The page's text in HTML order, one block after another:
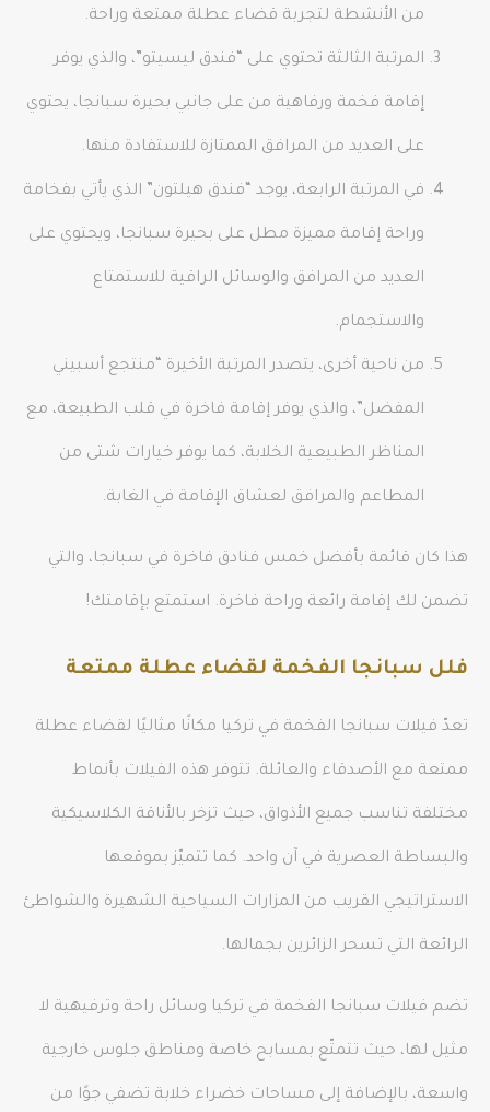
من الأنشطة لتجربة قضاء عطلة ممتعة وراحة.
المرتبة الثالثة تحتوي على “فندق ليسيتو”، والذي يوفر
إقامة فخمة ورفاهية من على جانبي بحيرة سبانجا، يحتوي
على العديد من المرافق الممتازة للاستفادة منها.
في المرتبة الرابعة، يوجد “فندق هيلتون” الذي يأتي بفخامة
وراحة إقامة مميزة مطل على بحيرة سبانجا، ويحتوي على
العديد من المرافق والوسائل الراقية للاستمتاع
والاستجمام.
من ناحية أخرى، يتصدر المرتبة الأخيرة “منتجع أسبيني
المفضل”، والذي يوفر إقامة فاخرة في قلب الطبيعة، مع
المناظر الطبيعية الخلابة، كما يوفر خيارات شتى من
المطاعم والمرافق لعشاق الإقامة في الغابة.
هذا كان قائمة بأفضل خمس فنادق فاخرة في سبانجا، والتي
تضمن لك إقامة رائعة وراحة فاخرة. استمتع بإقامتك!
فلل سبانجا الفخمة لقضاء عطلة ممتعة
تعدّ فيلات سبانجا الفخمة في تركيا مكانًا مثاليًا لقضاء عطلة
ممتعة مع الأصدقاء والعائلة. تتوفر هذه الفيلات بأنماط
مختلفة تناسب جميع الأذواق، حيث تزخر بالأناقة الكلاسيكية
والبساطة العصرية في آن واحد. كما تتميّز بموقعها
الاستراتيجي القريب من المزارات السياحية الشهيرة والشواطئ
الرائعة التي تسحر الزائرين بجمالها.
تضم فيلات سبانجا الفخمة في تركيا وسائل راحة وترفيهية لا
مثيل لها، حيث تتمتّع بمسابح خاصة ومناطق جلوس خارجية
واسعة، بالإضافة إلى مساحات خضراء خلابة تضفي جوًا من